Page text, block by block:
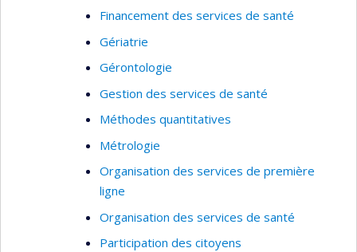
Financement des services de santé
Gériatrie
Gérontologie
Gestion des services de santé
Méthodes quantitatives
Métrologie
Organisation des services de première
ligne
Organisation des services de santé
Participation des citoyens